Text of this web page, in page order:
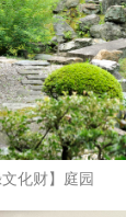
化财】庭园